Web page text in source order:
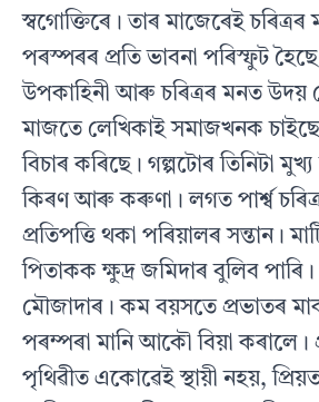
স্বগোক্তিৰে। তাৰ মাজেৰেই চৰিত্ৰৰ
পৰস্পৰৰ প্ৰতি ভাবনা পৰিস্ফুট
উপকাহিনী আৰু চৰিত্ৰৰ মনত উদয়
মাজতে লেখিকাই সমাজখনক
বিচাৰ কৰিছে। গল্পটোৰ তিনিটা
কিৰণ আৰু কৰুণা। লগত পাৰ্শ্ব
প্ৰতিপত্তি থকা পৰিয়ালৰ সন্তান।
পিতাকক ক্ষুদ্ৰ জমিদাৰ বুলিব
মৌজাদাৰ। কম বয়সতে প্ৰভাতৰ
পৰম্পৰা মানি আকৌ বিয়া
পৃথিৱীত একোৱেই স্থায়ী নহয়,